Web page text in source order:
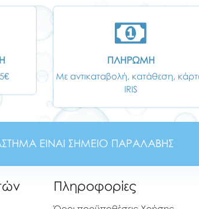
ΠΛΗΡΩΜΗ
Με αντικαταβολή, κατάθεση,
IRIS
ΕΙΝΑΙ ΣΗΜΕΙΟ ΠΑΡΑΛΑΒΗΣ
Πληροφορίες